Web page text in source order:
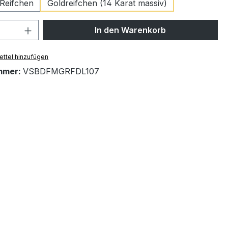
Goldreifchen (14 Karat massiv)
Anzahl: Gib den gewünschten Wert
In den Warenkorb
hinzufügen
VSBDFMGRFDL107